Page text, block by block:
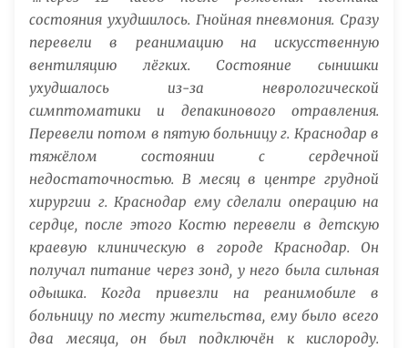
состояния ухудшилось. Гнойная пневмония. Сразу
перевели в реанимацию на искусственную
вентиляцию лёгких. Состояние сынишки
ухудшалось из-за неврологической
симптоматики и депакинового отравления.
Перевели потом в пятую больницу г. Краснодар в
тяжёлом состоянии с сердечной
недостаточностью. В месяц в центре грудной
хирургии г. Краснодар ему сделали операцию на
сердце, после этого Костю перевели в детскую
краевую клиническую в городе Краснодар. Он
получал питание через зонд, у него была сильная
одышка. Когда привезли на реанимобиле в
больницу по месту жительства, ему было всего
два месяца, он был подключён к кислороду.